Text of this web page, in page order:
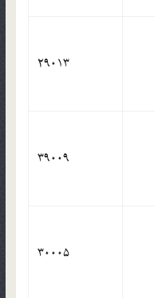
29013
39009
30005